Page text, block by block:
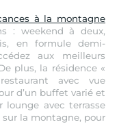
à la montagne
: weekend à deux,
en formule demi-
aux meilleurs
plus, la résidence «
avec vue
d’un buffet varié et
lounge avec terrasse
la montagne, pour